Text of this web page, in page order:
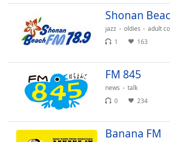
modal
window.
Beginning
window.
will
cancel
Shonan
jazz oldies adult
1
163
FM 845
news
talk
0
234
Banana FM